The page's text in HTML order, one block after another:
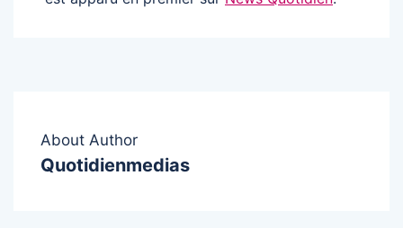
About Author
Quotidienmedias